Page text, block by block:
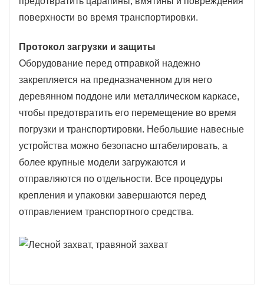
поверхности во время транспортировки.
Протокол загрузки и защиты
Оборудование перед отправкой надежно
закрепляется на предназначенном для него
деревянном поддоне или металлическом каркасе,
чтобы предотвратить его перемещение во время
погрузки и транспортировки. Небольшие навесные
устройства можно безопасно штабелировать, а
более крупные модели загружаются и
отправляются по отдельности. Все процедуры
крепления и упаковки завершаются перед
отправлением транспортного средства.